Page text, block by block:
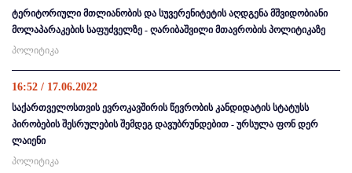
ტერიტორიული მთლიანობის და სუვერენიტეტის აღდგენა მშვიდობიანი
მოლაპარაკების საფუძველზე - ღარიბაშვილი მთავრობის პოლიტიკაზე
პოლიტიკა
16:52 / 17.06.2022
საქართველოსთვის ევროკავშირის წევრობის კანდიდატის სტატუსს
პირობების შესრულების შემდეგ დავუბრუნდებით - ურსულა ფონ დერ
ლაიენი
პოლიტიკა